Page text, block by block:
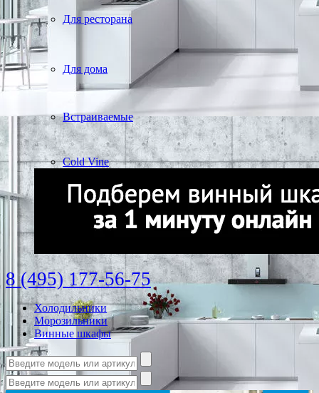
Для ресторана
Для дома
Встраиваемые
Cold Vine
8 (495) 177-56-75
Холодильники
Морозильники
Винные шкафы